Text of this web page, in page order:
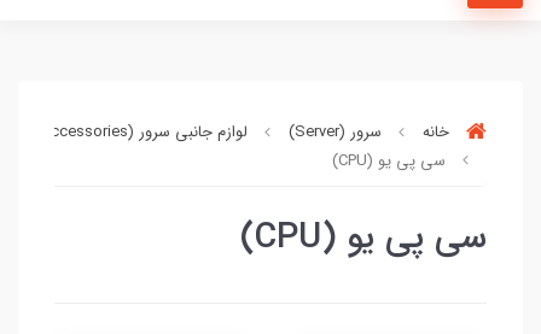
خانه سرور (Server)
لوازم جانبی سرور (Server Accessories)
سی پی یو (CPU)
سی پی یو (CPU)